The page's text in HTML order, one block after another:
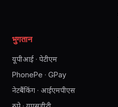
भुगतान
यूपीआई · पेटीएम
PhonePe · GPay
नेटबैंकिंग · आईएमपीएस